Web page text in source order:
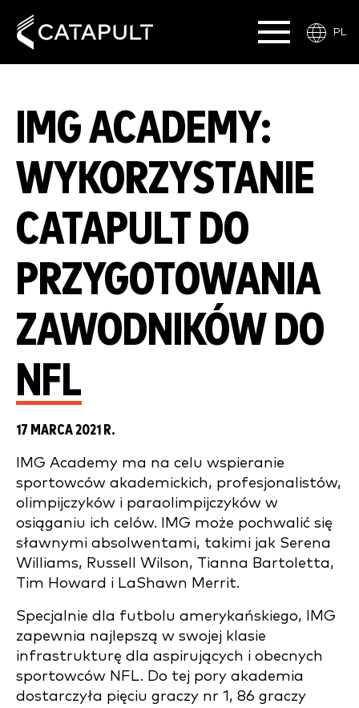
PL
IMG ACADEMY:
WYKORZYSTANIE
CATAPULT DO
PRZYGOTOWANIA
ZAWODNIKÓW DO
NFL
17 MARCA 2021 R.
IMG Academy ma na celu wspieranie
sportowców akademickich, profesjonalistów,
olimpijczyków i paraolimpijczyków w
osiąganiu ich celów. IMG może pochwalić się
sławnymi absolwentami, takimi jak Serena
Williams, Russell Wilson, Tianna Bartoletta,
Tim Howard i LaShawn Merrit.
Specjalnie dla futbolu amerykańskiego, IMG
zapewnia najlepszą w swojej klasie
infrastrukturę dla aspirujących i obecnych
sportowców NFL. Do tej pory akademia
dostarczyła pięciu graczy nr 1, 86 graczy